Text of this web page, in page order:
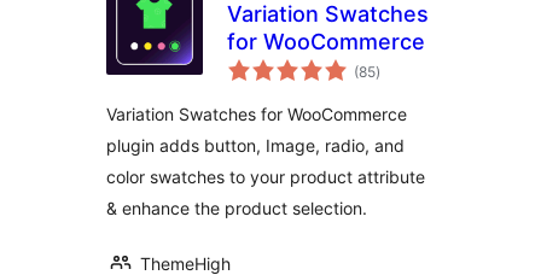
Variation Swatches
for WooCommerce
(85загальний
рейтинг
)
Variation Swatches for WooCommerce
plugin adds button, Image, radio, and
color swatches to your product attribute
& enhance the product selection.
ThemeHigh